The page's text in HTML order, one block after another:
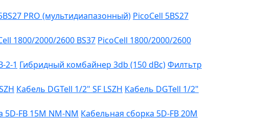
PRO (мультидиапазонный) PicoCell 5BS27
1800/2000/2600 BS37 PicoCell 1800/2000/2600
2-1 Гибридный комбайнер 3db (150 dBc)Филтьтр
Кабель DGTell 1/2" SF LSZH Кабель DGTell 1/2"
5D-FB 15М NM-NM Кабельная сборка 5D-FB 20М